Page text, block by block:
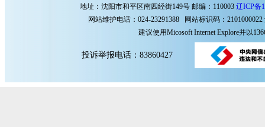
地址：沈阳市和平区南四经街149号 邮编：110003 辽ICP备
网站维护电话：024-23291388 网站标识码：2101000022
建议使用Micosoft Internet Explore并以
投诉举报电话：83860427